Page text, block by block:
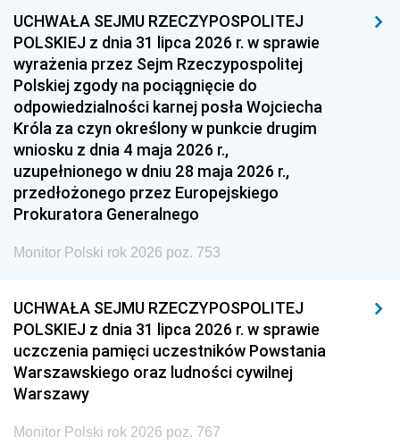
1954 1953 1952
1951 1950 1949
1948 1947
1939 1938 1937
1936 1930
UCHWAŁA SEJMU RZECZYPOSPOLITEJ
POLSKIEJ z dnia 31 lipca 2026 r. w sprawie
wyrażenia przez Sejm Rzeczypospolitej
Polskiej zgody na pociągnięcie do
odpowiedzialności karnej posła Wojciecha
Króla za czyn określony w punkcie drugim
wniosku z dnia 4 maja 2026 r.,
uzupełnionego w dniu 28 maja 2026 r.,
przedłożonego przez Europejskiego
Prokuratora Generalnego
Monitor Polski rok 2026 poz. 753
UCHWAŁA SEJMU RZECZYPOSPOLITEJ
POLSKIEJ z dnia 31 lipca 2026 r. w sprawie
uczczenia pamięci uczestników Powstania
Warszawskiego oraz ludności cywilnej
Warszawy
Monitor Polski rok 2026 poz. 767